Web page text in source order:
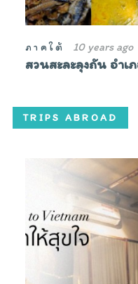
ภาคใต้ 10 years ago
สวนสะละลุงถัน อำ
TRIPS ABROAD